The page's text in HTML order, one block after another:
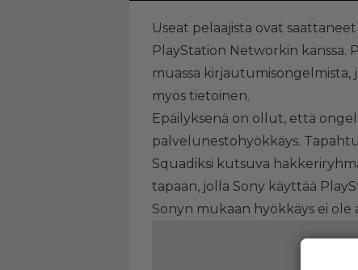
Useat pelaajista ovat
PlayStation Networkin
muassa kirjautumisongelmista,
myös tietoinen.
Epäilyksenä on ollut, että
palvelunestohyökkäys.
Squadiksi kutsuva
tapaan, jolla Sony käyttää
Sonyn mukaan hyökkäys ei